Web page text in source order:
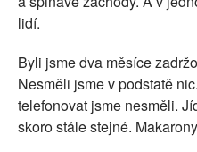
lidí.
Byli jsme dva měsíce
Nesměli jsme v podstatě
telefonovat jsme nesměli.
skoro stále stejné.